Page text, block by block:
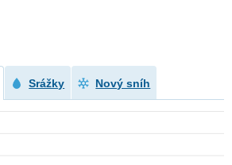
Srážky Nový sníh